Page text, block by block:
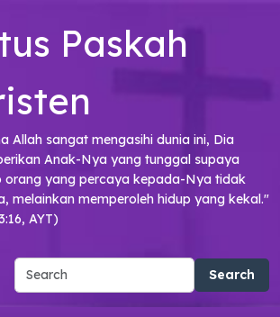
Paskah
Allah sangat mengasihi dunia ini, Dia
Anak-Nya yang tunggal supaya
orang yang percaya kepada-Nya tidak
melainkan memperoleh hidup yang kekal."
AYT)